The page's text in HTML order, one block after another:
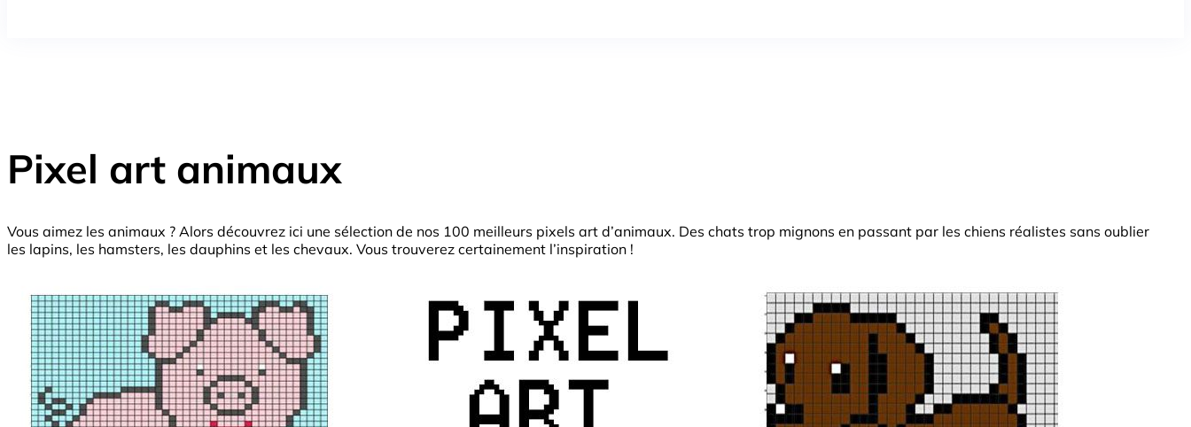
Pixel art animaux
Vous aimez les animaux ? Alors découvrez ici une sélection de nos 100 meilleurs pixels art d’animaux. Des chats trop mignons en passant par les chiens réalistes sans oublier
les lapins, les hamsters, les dauphins et les chevaux. Vous trouverez certainement l’inspiration !